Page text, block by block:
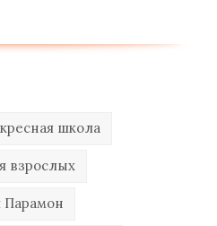
школа
взрослых
Парамон